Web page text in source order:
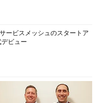
ービスメッシュのスタートア
デビュー